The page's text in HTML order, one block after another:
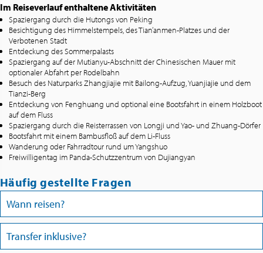
Im Reiseverlauf enthaltene Aktivitäten
Spaziergang durch die Hutongs von Peking
Besichtigung des Himmelstempels, des Tian’anmen-Platzes und der
Verbotenen Stadt
Entdeckung des Sommerpalasts
Spaziergang auf der Mutianyu-Abschnitt der Chinesischen Mauer mit
optionaler Abfahrt per Rodelbahn
Besuch des Naturparks Zhangjiajie mit Bailong-Aufzug, Yuanjiajie und dem
Tianzi-Berg
Entdeckung von Fenghuang und optional eine Bootsfahrt in einem Holzboot
auf dem Fluss
Spaziergang durch die Reisterrassen von Longji und Yao- und Zhuang-Dörfer
Bootsfahrt mit einem Bambusfloß auf dem Li-Fluss
Wanderung oder Fahrradtour rund um Yangshuo
Freiwilligentag im Panda-Schutzzentrum von Dujiangyan
Häufig gestellte Fragen
Wann reisen?
Transfer inklusive?